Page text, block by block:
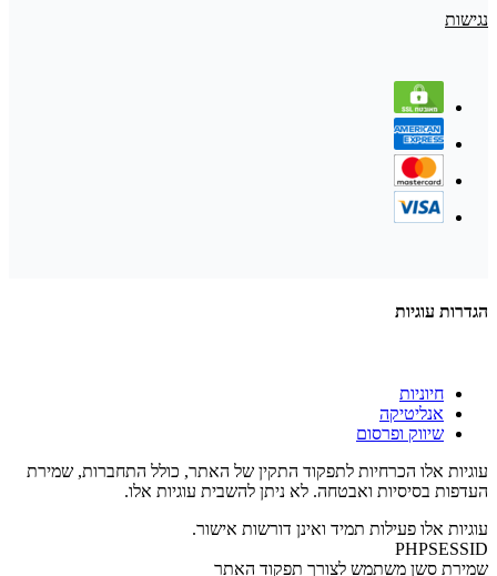
נגישות
הגדרות עוגיות
חיוניות
אנליטיקה
שיווק ופרסום
עוגיות אלו הכרחיות לתפקוד התקין של האתר, כולל התחברות, שמירת
העדפות בסיסיות ואבטחה. לא ניתן להשבית עוגיות אלו.
עוגיות אלו פעילות תמיד ואינן דורשות אישור.
PHPSESSID
שמירת סשן משתמש לצורך תפקוד האתר